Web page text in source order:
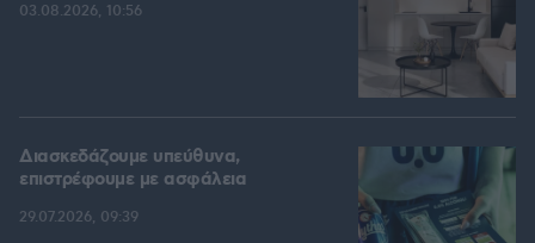
03.08.2026, 10:56
Διασκεδάζουμε υπεύθυνα,
επιστρέφουμε με ασφάλεια
29.07.2026, 09:39